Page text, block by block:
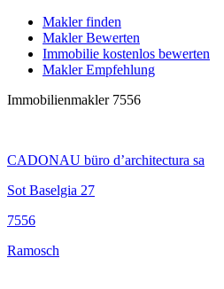
Makler finden
Makler Bewerten
Immobilie kostenlos bewerten
Makler Empfehlung
Immobilienmakler 7556
CADONAU büro d’architectura sa
Sot Baselgia 27
7556
Ramosch